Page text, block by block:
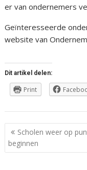
er van ondernemers
Geïnteresseerde
website van
Dit artikel delen:
Print
Scholen weer op
beginnen